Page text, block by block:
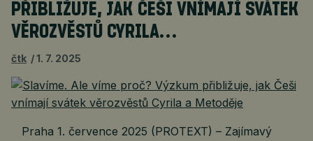
PŘIBLIŽUJE, JAK ČEŠI VNÍMAJÍ SVÁTEK
VĚROZVĚSTŮ CYRILA…
čtk 1. 7. 2025
Praha 1. července 2025 (PROTEXT) – Zajímavý